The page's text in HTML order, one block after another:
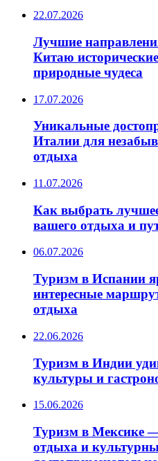
22.07.2026
Лучшие
Китаю
природные чудеса
17.07.2026
Уникальные
Италии для
отдыха
11.07.2026
Как выбрать
вашего отдыха и
06.07.2026
Туризм в Испании
интересные
отдыха
22.06.2026
Туризм в Индии
культуры и
15.06.2026
Туризм в Мексике
отдыха и